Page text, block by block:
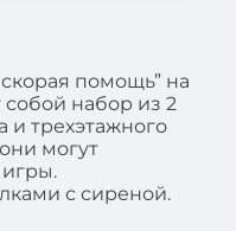
помощь” на
собой набор из 2
и трехэтажного
могут
с сиреной.